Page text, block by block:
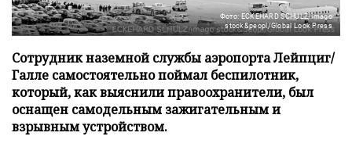
Фото: ECKEHARD SCHULZ/imago
stock&peopl/Global Look Press
Сотрудник наземной службы аэропорта Лейпциг/
Галле самостоятельно поймал беспилотник,
который, как выяснили правоохранители, был
оснащен самодельным зажигательным и
взрывным устройством.